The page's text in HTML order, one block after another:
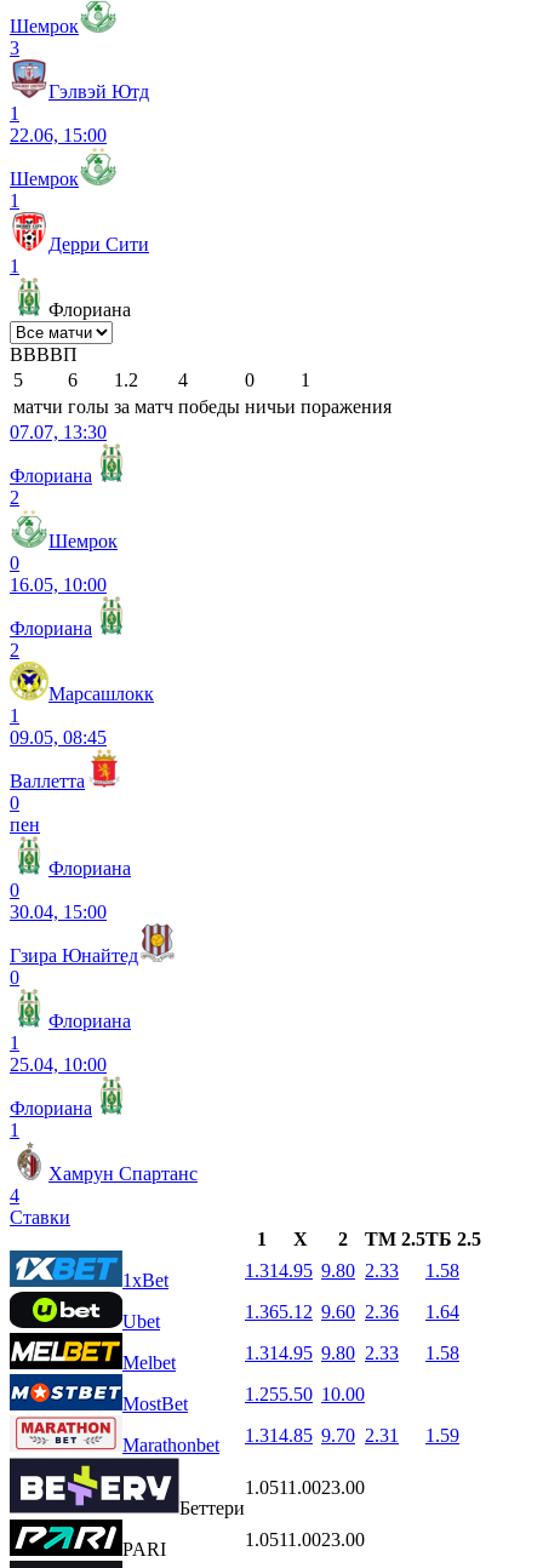
Шемрок
3
Гэлвэй Ютд
1
22.06, 15:00
Шемрок
1
Дерри Сити
1
Флориана
ВВВВП
5
6 1.2 4 0
1
матчи голы за матч победы ничьи поражения
07.07, 13:30
Флориана
2
Шемрок
0
16.05, 10:00
Флориана
2
Марсашлокк
1
09.05, 08:45
Валлетта
0
пен
Флориана
0
30.04, 15:00
Гзира Юнайтед
0
Флориана
1
25.04, 10:00
Флориана
1
Хамрун Спартанс
4
Ставки
1
X 2 ТМ 2.5ТБ 2.5
1xBet
1.314.95 9.80 2.33 1.58
Ubet 1.365.12 9.60 2.36 1.64
Melbet 1.314.95 9.80 2.33 1.58
MostBet 1.255.50 10.00
Marathonbet 1.314.85 9.70 2.31 1.59
Беттери
1.0511.0023.00
PARI 1.0511.0023.00